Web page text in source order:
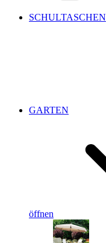
SCHULTASCHEN
GARTEN
öffnen